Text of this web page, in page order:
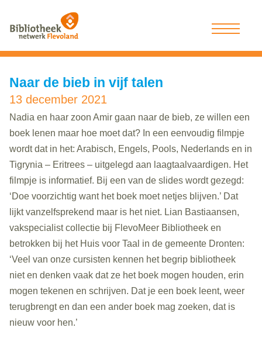
Naar de bieb in vijf talen
13 december 2021
Nadia en haar zoon Amir gaan naar de bieb, ze willen een
boek lenen maar hoe moet dat? In een eenvoudig filmpje
wordt dat in het: Arabisch, Engels, Pools, Nederlands en in
Tigrynia – Eritrees – uitgelegd aan laagtaalvaardigen. Het
filmpje is informatief. Bij een van de slides wordt gezegd:
‘Doe voorzichtig want het boek moet netjes blijven.’ Dat
lijkt vanzelfsprekend maar is het niet. Lian Bastiaansen,
vakspecialist collectie bij FlevoMeer Bibliotheek en
betrokken bij het Huis voor Taal in de gemeente Dronten:
‘Veel van onze cursisten kennen het begrip bibliotheek
niet en denken vaak dat ze het boek mogen houden, erin
mogen tekenen en schrijven. Dat je een boek leent, weer
terugbrengt en dan een ander boek mag zoeken, dat is
nieuw voor hen.’